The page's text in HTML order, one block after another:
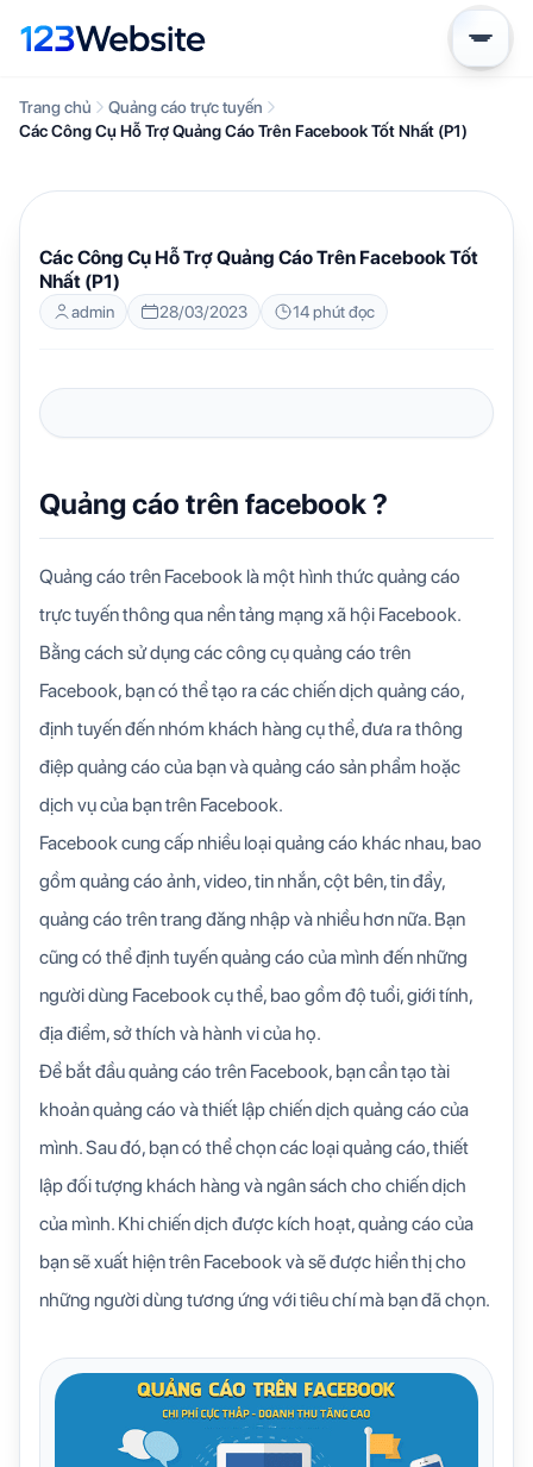
Trang chủ
Quảng cáo trực tuyến
Các Công Cụ Hỗ Trợ Quảng Cáo Trên Facebook Tốt Nhất (P1)
Các Công Cụ Hỗ Trợ Quảng Cáo Trên Facebook Tốt
Nhất (P1)
admin 28/03/2023 14 phút đọc
Quảng cáo trên facebook ?
Quảng cáo trên Facebook là một hình thức quảng cáo
trực tuyến thông qua nền tảng mạng xã hội Facebook.
Bằng cách sử dụng các công cụ quảng cáo trên
Facebook, bạn có thể tạo ra các chiến dịch quảng cáo,
định tuyến đến nhóm khách hàng cụ thể, đưa ra thông
điệp quảng cáo của bạn và quảng cáo sản phẩm hoặc
dịch vụ của bạn trên Facebook.
Facebook cung cấp nhiều loại quảng cáo khác nhau, bao
gồm quảng cáo ảnh, video, tin nhắn, cột bên, tin đẩy,
quảng cáo trên trang đăng nhập và nhiều hơn nữa. Bạn
cũng có thể định tuyến quảng cáo của mình đến những
người dùng Facebook cụ thể, bao gồm độ tuổi, giới tính,
địa điểm, sở thích và hành vi của họ.
Để bắt đầu quảng cáo trên Facebook, bạn cần tạo tài
khoản quảng cáo và thiết lập chiến dịch quảng cáo của
mình. Sau đó, bạn có thể chọn các loại quảng cáo, thiết
lập đối tượng khách hàng và ngân sách cho chiến dịch
của mình. Khi chiến dịch được kích hoạt, quảng cáo của
bạn sẽ xuất hiện trên Facebook và sẽ được hiển thị cho
những người dùng tương ứng với tiêu chí mà bạn đã chọn.